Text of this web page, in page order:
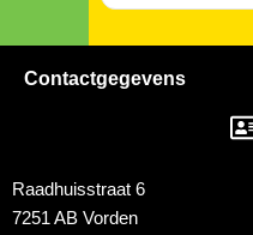
Contactgegevens
Raadhuisstraat 6
7251 AB Vorden